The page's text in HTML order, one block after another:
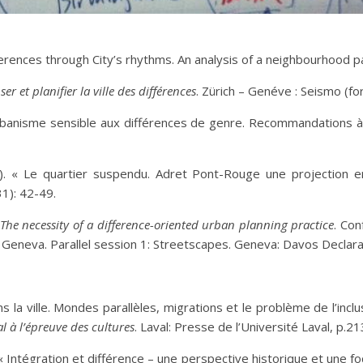
through City’s rhythms. An analysis of a neighbourhood
et planifier la ville des différences. Zürich – Genéve : Seismo
sensible aux différences de genre. Recommandations
« Le quartier suspendu. Adret Pont-Rouge une
42-49.
The necessity of a difference-oriented urban planning practice.
Parallel session 1: Streetscapes. Geneva: Davos
la ville. Mondes parallèles, migrations et le problème de
à l’épreuve des cultures. Laval: Presse de l’Université Laval,
Intégration et différence – une perspective historique et une